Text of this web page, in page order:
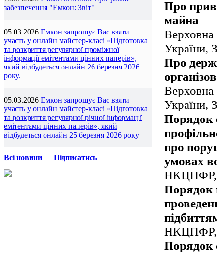
забезпечення "Емкон: Звіт"
05.03.2026 Емкон запрошує Вас взяти
участь у онлайн майстер-класі «Підготовка
та розкриття регулярної проміжної
інформації емітентами цінних паперів»,
який відбудеться онлайн 26 березня 2026
року.
05.03.2026 Емкон запрошує Вас взяти
участь у онлайн майстер-класі «Підготовка
та розкриття регулярної річної інформації
емітентами цінних паперів», який
відбудеться онлайн 25 березня 2026 року.
Всі новини Підписатись
Про
майна
Верховна
України,
Про
Верховна
України,
Порядок
про
умовах
НКЦПФР,
Порядок
НКЦПФР,
Порядок